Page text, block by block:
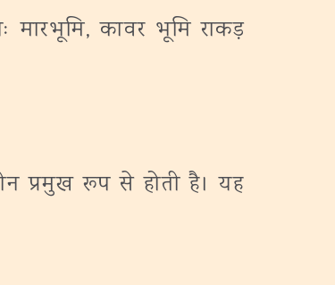
मारभूमि, कावर भूमि राकड़
प्रमुख रूप से होती है। यह